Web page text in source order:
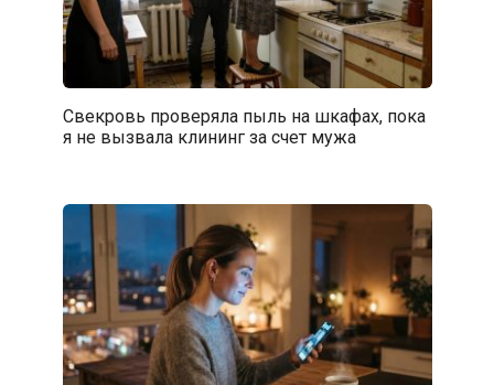
Свекровь проверяла пыль на шкафах, пока
я не вызвала клининг за счет мужа